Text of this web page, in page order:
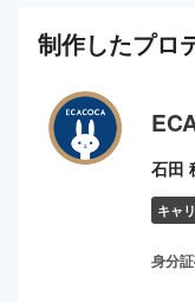
制作したプロ
石田
キャ
身分